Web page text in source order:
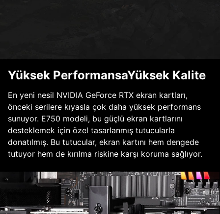
Yüksek PerformansaYüksek Kalite
En yeni nesil NVIDIA GeForce RTX ekran kartları,
önceki serilere kıyasla çok daha yüksek performans
sunuyor. E750 modeli, bu güçlü ekran kartlarını
desteklemek için özel tasarlanmış tutucularla
donatılmış. Bu tutucular, ekran kartını hem dengede
tutuyor hem de kırılma riskine karşı koruma sağlıyor.